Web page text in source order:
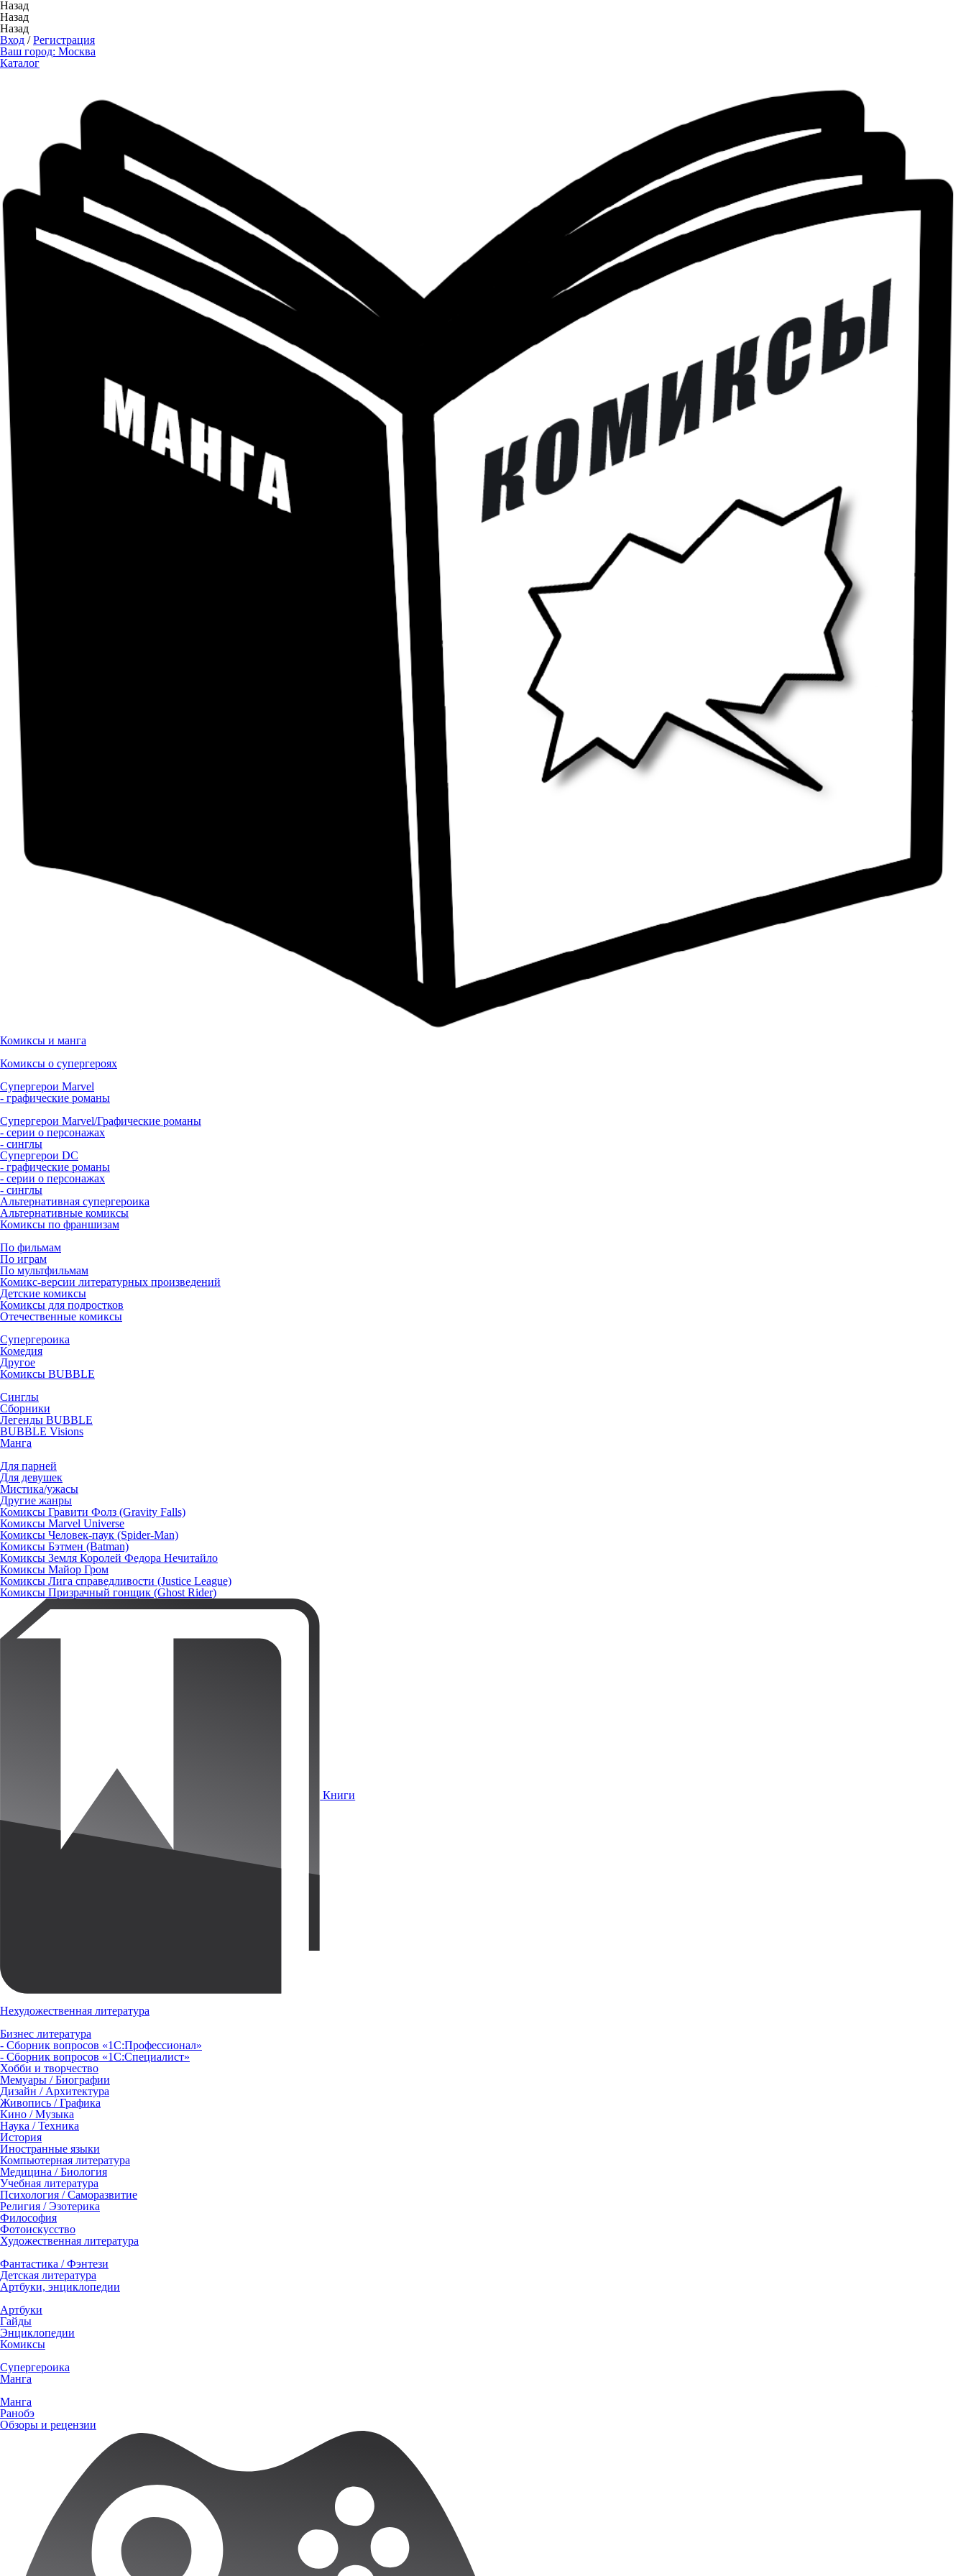
Назад
Назад
Назад
Вход /Регистрация
Ваш город: Москва
Каталог
Комиксы и манга
Комиксы о супергероях
Супергерои Marvel
- графические романы
Супергерои Marvel/Графические романы
- серии о персонажах
- синглы
Супергерои DC
- графические романы
- серии о персонажах
- синглы
Альтернативная супергероика
Альтернативные комиксы
Комиксы по франшизам
По фильмам
По играм
По мультфильмам
Комикс-версии литературных произведений
Детские комиксы
Комиксы для подростков
Отечественные комиксы
Супергероика
Комедия
Другое
Комиксы BUBBLE
Синглы
Сборники
Легенды BUBBLE
BUBBLE Visions
Манга
Для парней
Для девушек
Мистика/ужасы
Другие жанры
Комиксы Гравити Фолз (Gravity Falls)
Комиксы Marvel Universe
Комиксы Человек-паук (Spider-Man)
Комиксы Бэтмен (Batman)
Комиксы Земля Королей Федора Нечитайло
Комиксы Майор Гром
Комиксы Лига справедливости (Justice League)
Комиксы Призрачный гонщик (Ghost Rider)
Книги
Нехудожественная литература
Бизнес литература
- Сборник вопросов «1С:Профессионал»
- Сборник вопросов «1С:Специалист»
Хобби и творчество
Мемуары / Биографии
Дизайн / Архитектура
Живопись / Графика
Кино / Музыка
Наука / Техника
История
Иностранные языки
Компьютерная литература
Медицина / Биология
Учебная литература
Психология / Саморазвитие
Религия / Эзотерика
Философия
Фотоискусство
Художественная литература
Фантастика / Фэнтези
Детская литература
Артбуки, энциклопедии
Артбуки
Гайды
Энциклопедии
Комиксы
Супергероика
Манга
Манга
Ранобэ
Обзоры и рецензии